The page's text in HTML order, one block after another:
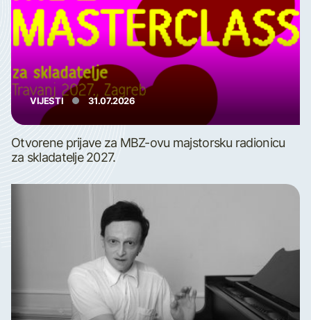
VIJESTI 31.07.2026
Otvorene prijave za MBZ-ovu majstorsku radionicu
za skladatelje 2027.